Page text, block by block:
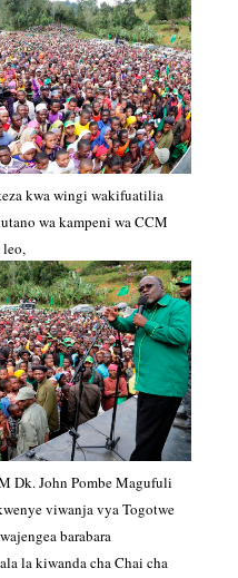
kwa wingi wakifuatilia
wa kampeni wa CCM
Dk. John Pombe Magufuli
viwanja vya Togotwe
barabara
la kiwanda cha Chai cha